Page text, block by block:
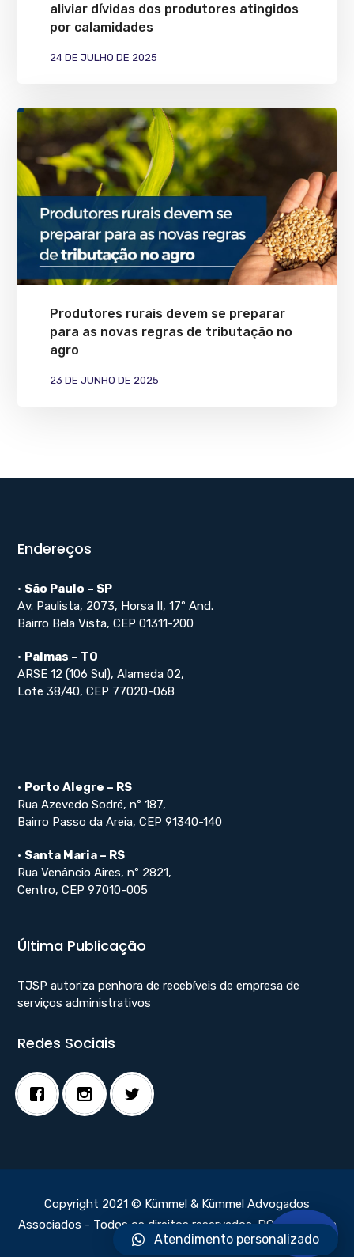
aliviar dívidas dos produtores atingidos
por calamidades
24 DE JULHO DE 2025
Produtores rurais devem se preparar
para as novas regras de tributação no
agro
23 DE JUNHO DE 2025
Endereços
• São Paulo – SP
Av. Paulista, 2073, Horsa II, 17º And.
Bairro Bela Vista, CEP 01311-200
• Palmas – TO
ARSE 12 (106 Sul), Alameda 02,
Lote 38/40, CEP 77020-068
• Porto Alegre – RS
Rua Azevedo Sodré, nº 187,
Bairro Passo da Areia, CEP 91340-140
• Santa Maria – RS
Rua Venâncio Aires, nº 2821,
Centro, CEP 97010-005
Última Publicação
TJSP autoriza penhora de recebíveis de empresa de
serviços administrativos
Redes Sociais
Copyright 2021 © Kümmel & Kümmel Advogados
Associados - Todos os direitos reservados.DC Webdesign
Atendimento personalizado